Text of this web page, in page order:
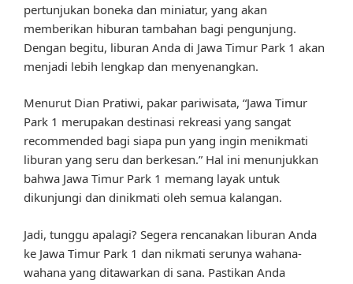
pertunjukan boneka dan miniatur, yang akan
memberikan hiburan tambahan bagi pengunjung.
Dengan begitu, liburan Anda di Jawa Timur Park 1 akan
menjadi lebih lengkap dan menyenangkan.
Menurut Dian Pratiwi, pakar pariwisata, “Jawa Timur
Park 1 merupakan destinasi rekreasi yang sangat
recommended bagi siapa pun yang ingin menikmati
liburan yang seru dan berkesan.” Hal ini menunjukkan
bahwa Jawa Timur Park 1 memang layak untuk
dikunjungi dan dinikmati oleh semua kalangan.
Jadi, tunggu apalagi? Segera rencanakan liburan Anda
ke Jawa Timur Park 1 dan nikmati serunya wahana-
wahana yang ditawarkan di sana. Pastikan Anda